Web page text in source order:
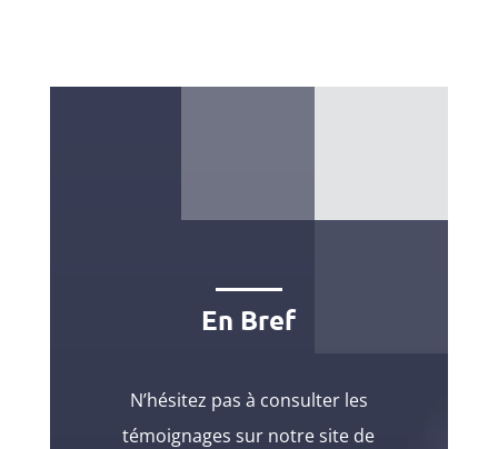
En Bref
N’hésitez pas à consulter les
témoignages sur notre site de